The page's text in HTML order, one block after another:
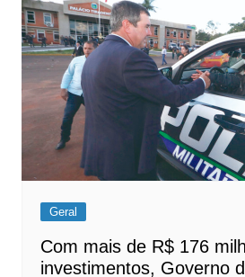
Geral
Com mais de R$ 176
investimentos, Governo